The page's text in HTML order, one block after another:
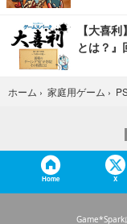
【大喜
とは？』
ホーム › 家庭用ゲーム ›
Home X
Game*Spark